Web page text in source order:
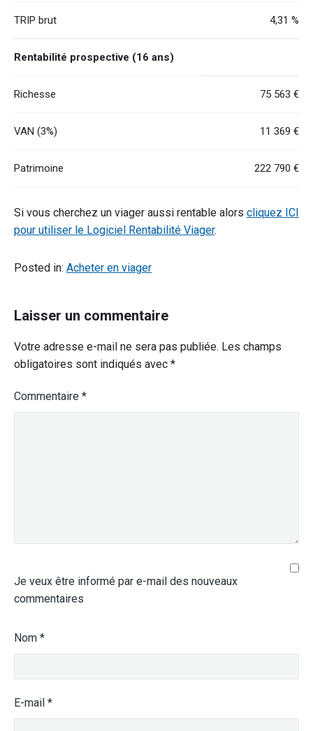
TRIP brut 4,31 %
Rentabilité prospective (16 ans)
Richesse 75 563 €
VAN (3%) 11 369 €
Patrimoine 222 790 €
Si vous cherchez un viager aussi rentable alors cliquez ICI
pour utiliser le Logiciel Rentabilité Viager.
Posted in: Acheter en viager
Laisser un commentaire
Votre adresse e-mail ne sera pas publiée. Les champs
obligatoires sont indiqués avec *
Commentaire *
Je veux être informé par e-mail des nouveaux
commentaires
Nom *
E-mail *